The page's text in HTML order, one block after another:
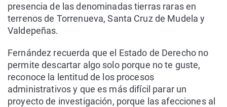
presencia de las denominadas tierras raras en
terrenos de Torrenueva, Santa Cruz de Mudela y
Valdepeñas.
Fernández recuerda que el Estado de Derecho no
permite descartar algo solo porque no te guste,
reconoce la lentitud de los procesos
administrativos y que es más difícil parar un
proyecto de investigación, porque las afecciones al